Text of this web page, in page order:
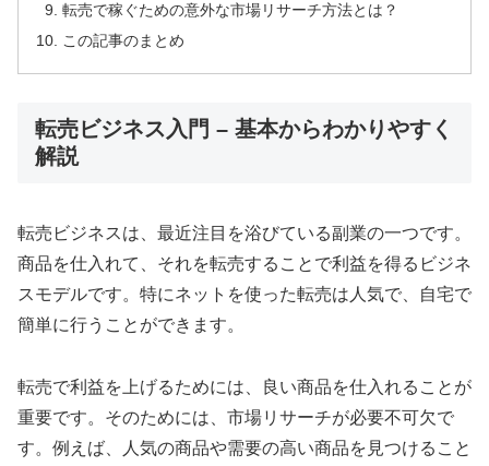
転売で稼ぐための意外な市場リサーチ方法とは？
この記事のまとめ
転売ビジネス入門 – 基本からわかりやすく
解説
転売ビジネスは、最近注目を浴びている副業の一つです。
商品を仕入れて、それを転売することで利益を得るビジネ
スモデルです。特にネットを使った転売は人気で、自宅で
簡単に行うことができます。
転売で利益を上げるためには、良い商品を仕入れることが
重要です。そのためには、市場リサーチが必要不可欠で
す。例えば、人気の商品や需要の高い商品を見つけること